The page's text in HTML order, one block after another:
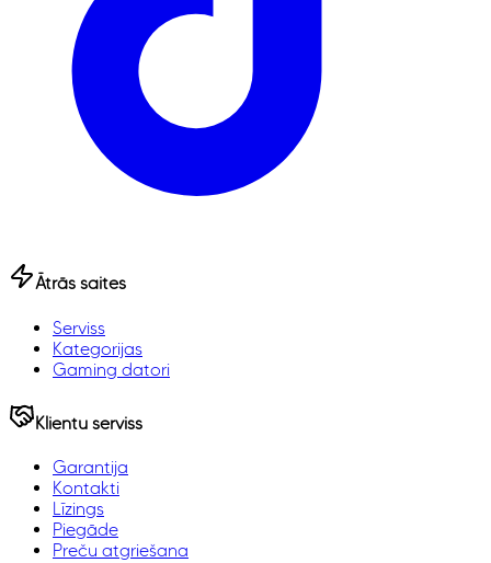
Ātrās saites
Serviss
Kategorijas
Gaming datori
Klientu serviss
Garantija
Kontakti
Līzings
Piegāde
Preču atgriešana